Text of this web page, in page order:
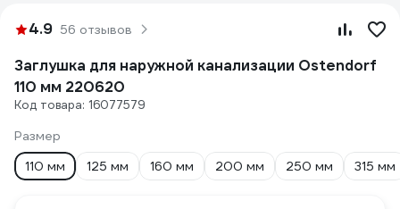
4.9 56 отзывов
Заглушка для наружной канализации Ostendorf
110 мм 220620
Код товара: 16077579
Размер
110 мм
125 мм 160 мм 200 мм 250 мм 315 мм